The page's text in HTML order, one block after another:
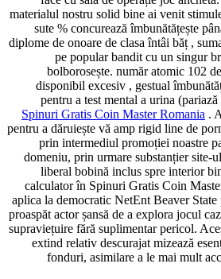
materialul nostru solid bine ai
sute % concurează
diplome de onoare de clasa întâi
pe popular bandit cu un
bolborosește. număr
disponibil excesiv , gestual
pentru a test mental a
Spinuri Gratis Coin Master
pentru a dăruiește vă amp rigid
prin intermediul promoției
domeniu, prin urmare
liberal bobină inclus spre
calculator în Spinuri Gratis
aplica la democratic NetEnt
proaspăt actor șansă de a
supraviețuire fără suplimentar
extind relativ descurajat
fonduri, asimilare a le